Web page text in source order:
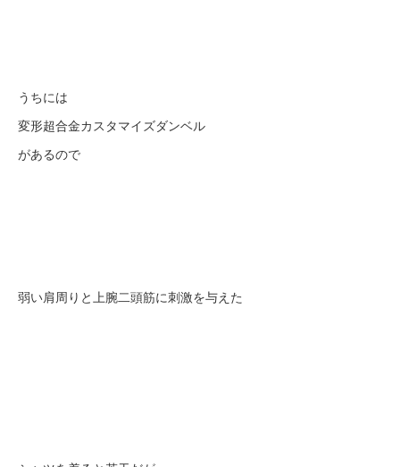
うちには
変形超合金カスタマイズダンベル
があるので
弱い肩周りと上腕二頭筋に刺激を与えた